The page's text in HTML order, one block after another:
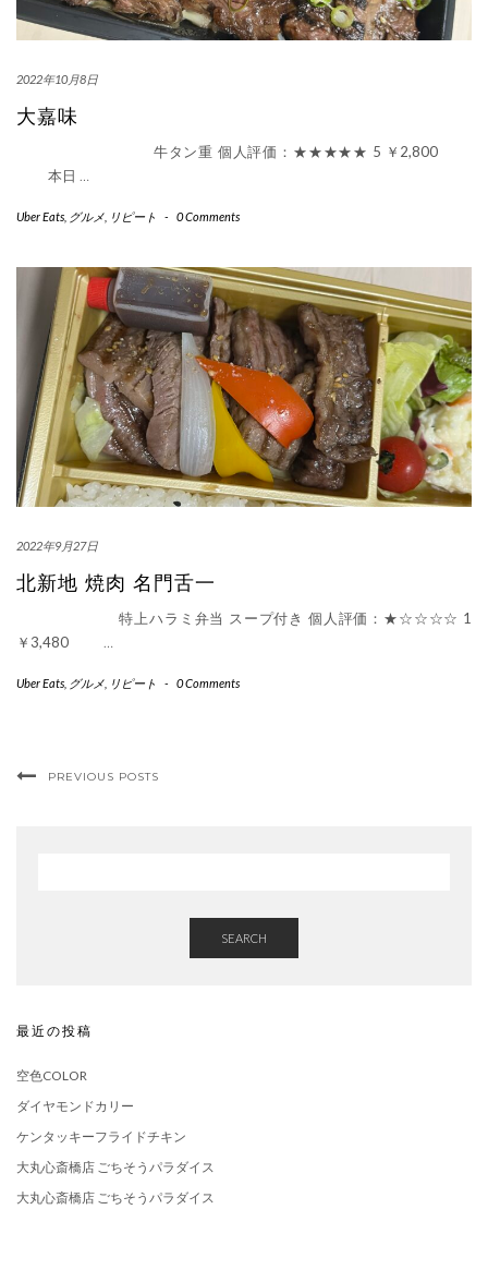
2022年10月8日
大嘉味
牛タン重 個人評価：★★★★★ 5 ￥2,800
本日 …
Uber Eats グルメ リピート - 0 Comments
2022年9月27日
北新地 焼肉 名門舌一
特上ハラミ弁当 スープ付き 個人評価：★☆☆☆☆ 1
￥3,480 …
Uber Eats グルメ リピート - 0 Comments
PREVIOUS POSTS
SEARCH
最近の投稿
空色COLOR
ダイヤモンドカリー
ケンタッキーフライドチキン
大丸心斎橋店 ごちそうパラダイス
大丸心斎橋店 ごちそうパラダイス